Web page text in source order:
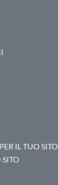
IL TUO SITO
SITO